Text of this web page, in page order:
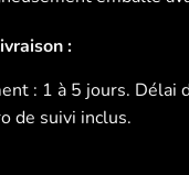
:
: 1 à 5 jours. Délai
de suivi inclus.